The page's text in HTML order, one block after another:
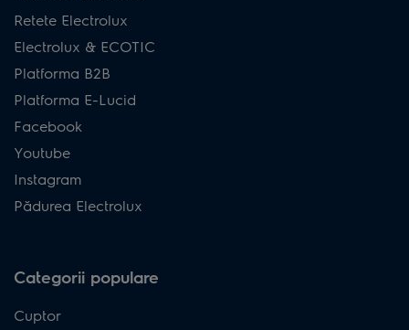
Retete Electrolux
Electrolux & ECOTIC
Platforma B2B
Platforma E-Lucid
Facebook
Youtube
Instagram
Pădurea Electrolux
Categorii populare
Cuptor